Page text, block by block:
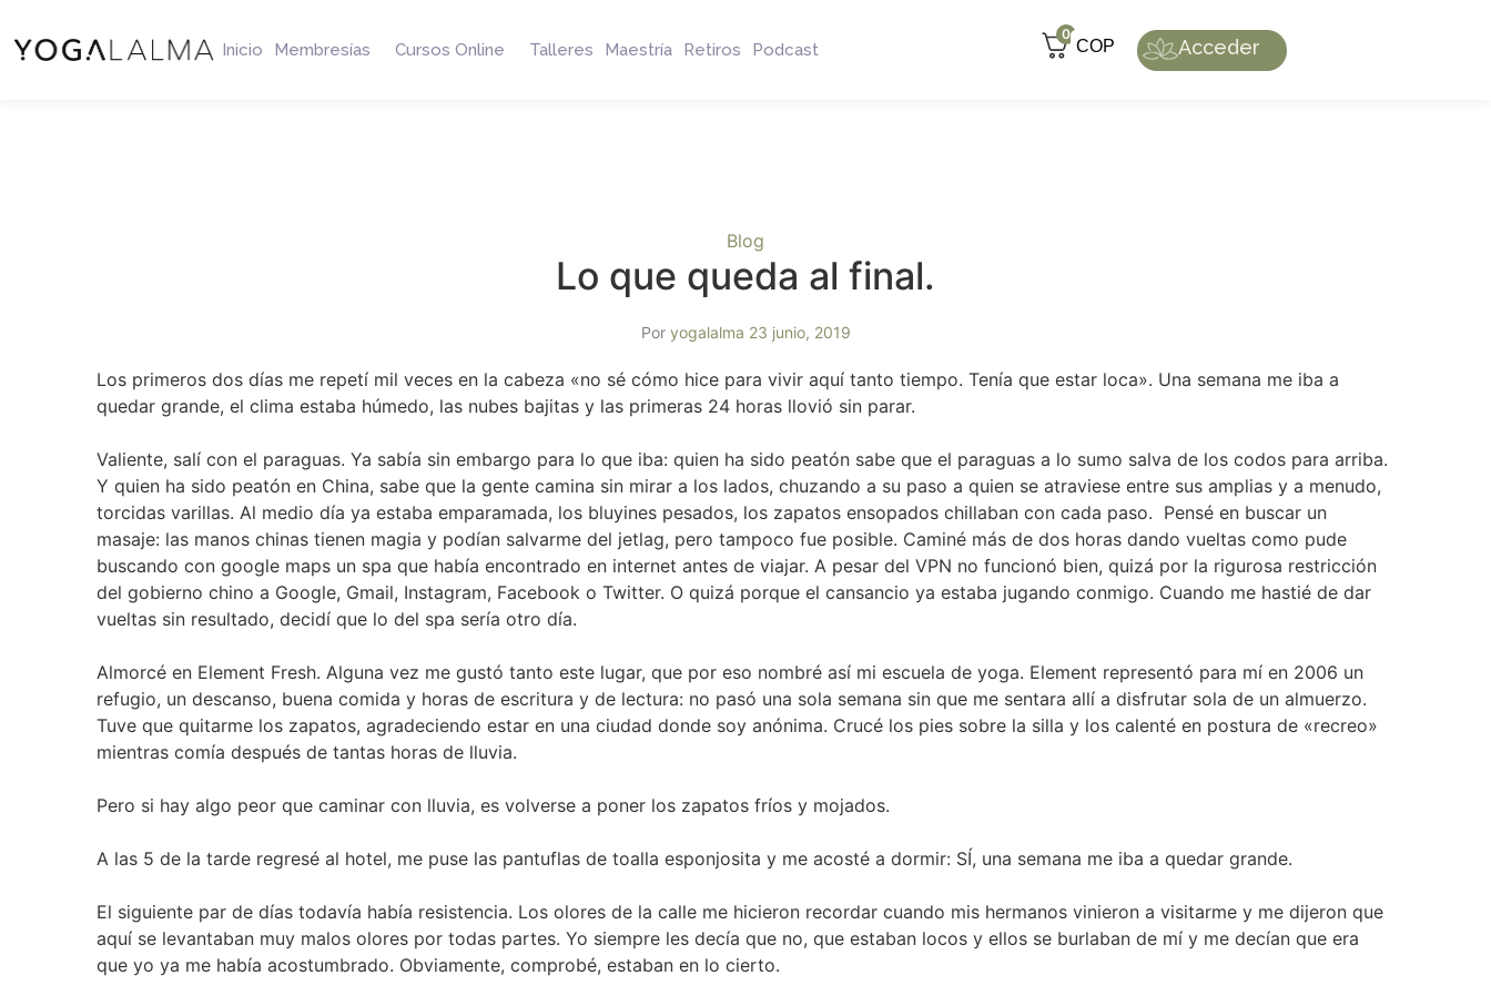
Inicio Membresías Cursos Online Talleres Maestría Retiros Podcast
0
COP Acceder
Blog
Lo que queda al final.
Por yogalalma 23 junio, 2019
Los primeros dos días me repetí mil veces en la cabeza «no sé cómo hice para vivir aquí tanto tiempo. Tenía que estar loca». Una semana me iba a
quedar grande, el clima estaba húmedo, las nubes bajitas y las primeras 24 horas llovió sin parar.
Valiente, salí con el paraguas. Ya sabía sin embargo para lo que iba: quien ha sido peatón sabe que el paraguas a lo sumo salva de los codos para arriba.
Y quien ha sido peatón en China, sabe que la gente camina sin mirar a los lados, chuzando a su paso a quien se atraviese entre sus amplias y a menudo,
torcidas varillas. Al medio día ya estaba emparamada, los bluyines pesados, los zapatos ensopados chillaban con cada paso. Pensé en buscar un
masaje: las manos chinas tienen magia y podían salvarme del jetlag, pero tampoco fue posible. Caminé más de dos horas dando vueltas como pude
buscando con google maps un spa que había encontrado en internet antes de viajar. A pesar del VPN no funcionó bien, quizá por la rigurosa restricción
del gobierno chino a Google, Gmail, Instagram, Facebook o Twitter. O quizá porque el cansancio ya estaba jugando conmigo. Cuando me hastié de dar
vueltas sin resultado, decidí que lo del spa sería otro día.
Almorcé en Element Fresh. Alguna vez me gustó tanto este lugar, que por eso nombré así mi escuela de yoga. Element representó para mí en 2006 un
refugio, un descanso, buena comida y horas de escritura y de lectura: no pasó una sola semana sin que me sentara allí a disfrutar sola de un almuerzo.
Tuve que quitarme los zapatos, agradeciendo estar en una ciudad donde soy anónima. Crucé los pies sobre la silla y los calenté en postura de «recreo»
mientras comía después de tantas horas de lluvia.
Pero si hay algo peor que caminar con lluvia, es volverse a poner los zapatos fríos y mojados.
A las 5 de la tarde regresé al hotel, me puse las pantuflas de toalla esponjosita y me acosté a dormir: SÍ, una semana me iba a quedar grande.
El siguiente par de días todavía había resistencia. Los olores de la calle me hicieron recordar cuando mis hermanos vinieron a visitarme y me dijeron que
aquí se levantaban muy malos olores por todas partes. Yo siempre les decía que no, que estaban locos y ellos se burlaban de mí y me decían que era
que yo ya me había acostumbrado. Obviamente, comprobé, estaban en lo cierto.